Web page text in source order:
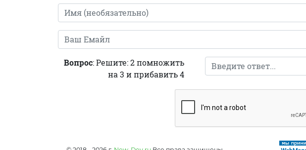
Вопрос: Решите: 2 помножить
на 3 и прибавить 4